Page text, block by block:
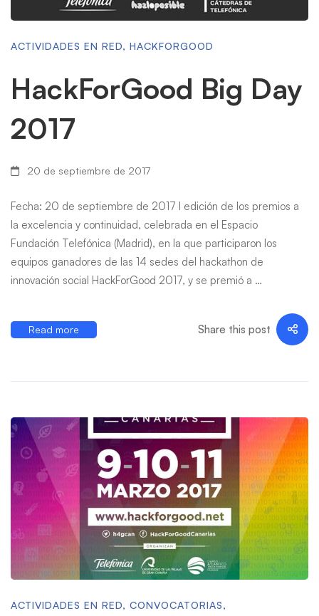
ACTIVIDADES EN RED, HACKFORGOOD
HackForGood Big Day
2017
20 de septiembre de 2017
Fecha: 20 de septiembre de 2017 I edición de los premios a
la excelencia y continuidad, celebrada en el Espacio
Fundación Telefónica (Madrid), en la que participaron los
equipos ganadores de las 14 sedes del hackathon de
innovación social HackForGood 2017, y se premió a …
Read more Share this post
ACTIVIDADES EN RED, CONVOCATORIAS,